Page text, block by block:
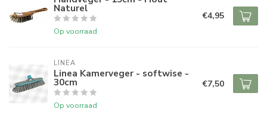
Naturel
Op voorraad
€4,95
LINEA
Linea Kamerveger - softwise -
30cm
Op voorraad
€7,50